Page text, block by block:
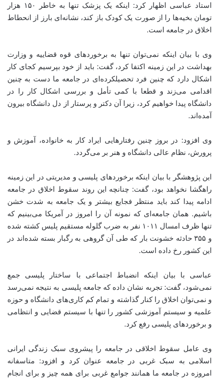
استاد عباسی اظهار کرد: اینکه یک پزشک تنها به خاطر ۱۵۰ هزار
تومان بخیه‌ها را از صورت یک کودک باز کند، نشانه‌ای بارز از انحطاط
اخلاق در جامعه است.
وی با بیان اینکه نمی‌توان تنها به برخوردهای قوه قضاییه و وزارت
بهداشت در این زمینه اکتفا کرد، گفت: باید از خود بپرسیم کجای کار
اشکال دارد که چنین فرد تحصیلکرده‌ای در جامعه ما دست به چنین
اقدامی می‌زند و قطعا با کمی تأمل و بررسی اشکال کار را در
دانشگاه پیدا خواهیم کرد، زیرا آن دکتر و پرستار از دل دانشگاه بیرون
آمده‌اند.
وی افزود: در بروز چنین رفتارهایی ایراد کار به خانواده، آموزش و
پرورش، نظام عالی دانشگاه و هنر بر می‌گردد.
این پژوهشگر با بیان اینکه برخوردهای پلیسی و مدیریتی در این زمینه
راهگشا نخواهد بود، گفت: چنانچه این روند سقوط اخلاق در جامعه
ادامه پیدا کند باید منتظر فجایع بیشتر و یک جامعه به شدت خشن
باشیم. همان جامعه‌ای که نمونه آن را امروز در آمریکا می‌بینیم که
تنها ظرف امسال ۱۰۱۱ نفر به ضرب گلوله مستقیم پلیس کشته شده
و ۳۵۵ حادثه خشونت بار که طی آن گروهی به رگبار بسته شده‌اند در
این کشور رخ داده است.
عباسی با بیان اینکه انضباط اجتماعی با ساختار پلیسی جمع
نمی‌شود، گفت: تجربه نشان داده که جامعه پلیسی به نتیجه نمی‌رسد
و نمی‌توان اخلاق را کنار گذاشته و تمام کم کاری‌های دانشگاه و حوزه
علمیه و سیستم آموزشی کشور را تنها با سیستم قضایی و انتظامی
و برخوردهای پلیسی رفع کرد.
وی عامل سقوط اخلاقی در جامعه را پیشروی سبک زندگی ایرانی
اسلامی به سبک غربی در جامعه عنوان کرد و افزود: متاسفانه
امروزه در جامعه ما همانند جوامع غربی برای همه چیز و برای انجام